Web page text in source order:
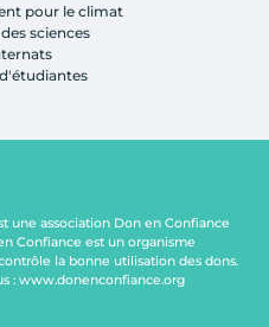
pour le climat
sciences
une association Don en Confiance
Confiance est un organisme
la bonne utilisation des dons.
: www.donenconfiance.org